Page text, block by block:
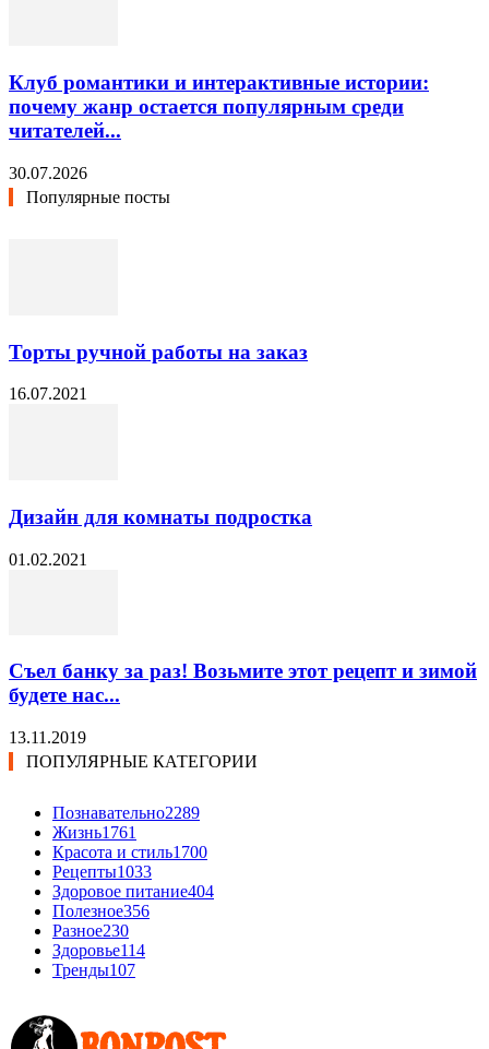
Клуб романтики и интерактивные истории:
почему жанр остается популярным среди
читателей...
30.07.2026
Популярные посты
Торты ручной работы на заказ
16.07.2021
Дизайн для комнаты подростка
01.02.2021
Съел банку за раз! Возьмите этот рецепт и зимой
будете нас...
13.11.2019
ПОПУЛЯРНЫЕ КАТЕГОРИИ
Познавательно2289
Жизнь1761
Красота и стиль1700
Рецепты1033
Здоровое питание404
Полезное356
Разное230
Здоровье114
Тренды107